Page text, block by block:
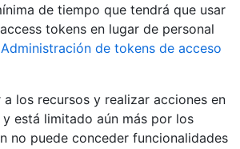
de tiempo que tendrá que usar
tokens en lugar de personal
Administración de tokens de acceso
los recursos y realizar acciones en
está limitado aún más por los
no puede conceder funcionalidades